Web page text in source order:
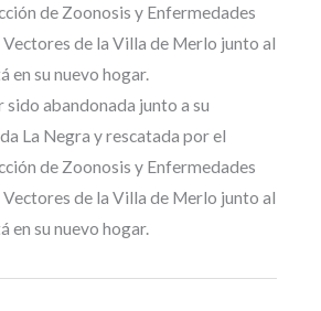
de Zoonosis y Enfermedades
de la Villa de Merlo junto al
en su nuevo hogar.
sido abandonada junto a su
La Negra y rescatada por el
de Zoonosis y Enfermedades
de la Villa de Merlo junto al
en su nuevo hogar.